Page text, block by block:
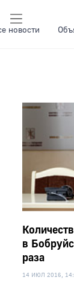
новости
в
раза
14 ИЮЛ 2016,